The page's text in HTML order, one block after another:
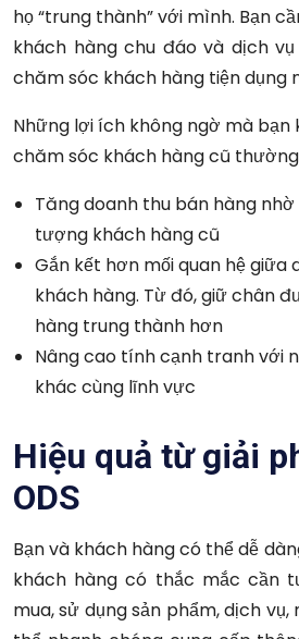
họ “trung thành” với mình. Bạn
khách hàng chu đáo và dịch
chăm sóc khách hàng tiện dụng
Những lợi ích không ngờ mà bạn
chăm sóc khách hàng cũ thường
Tăng doanh thu bán hàng
tượng khách hàng cũ
Gắn kết hơn mối quan hệ giữa
khách hàng. Từ đó, giữ chân
hàng trung thành hơn
Nâng cao tính cạnh tranh với
khác cùng lĩnh vực
Hiệu quả từ giải
ODS
Bạn và khách hàng có thể dễ
khách hàng có thắc mắc cần
mua, sử dụng sản phẩm, dịch